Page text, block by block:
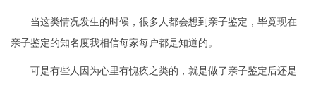
当这类情况发生的时候，很多人都会想到亲子鉴定，毕竟现在
亲子鉴定的知名度我相信每家每户都是知道的。
可是有些人因为心里有愧疚之类的，就是做了亲子鉴定后还是